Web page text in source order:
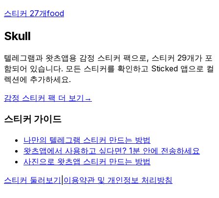
스티커 27개food
Skull
텔레그램과 왓츠앱용 감정 스티커 팩으로, 스티커 29개가 포
함되어 있습니다. 모든 스티커를 확인하고 Sticked 앱으로 컬
렉션에 추가하세요.
감정 스티커 팩 더 보기 →
스티커 가이드
나만의 텔레그램 스티커 만드는 방법
왓츠앱에서 사용하고 싶다면? 1분 안에 전송하세요
사진으로 왓츠앱 스티커 만드는 방법
스티커 둘러보기 이용약관 및 개인정보 처리방침